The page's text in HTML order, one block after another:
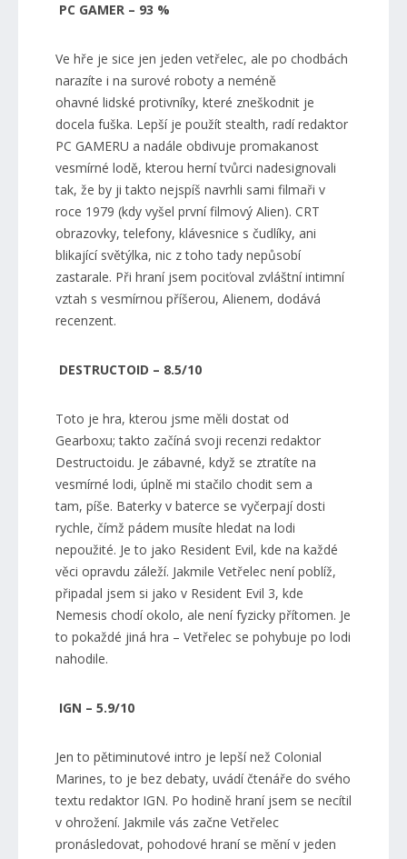
PC GAMER – 93 %
Ve hře je sice jen jeden vetřelec, ale po chodbách
narazíte i na surové roboty a neméně
ohavné lidské protivníky, které zneškodnit je
docela fuška. Lepší je použít stealth, radí redaktor
PC GAMERU a nadále obdivuje promakanost
vesmírné lodě, kterou herní tvůrci nadesignovali
tak, že by ji takto nejspíš navrhli sami filmaři v
roce 1979 (kdy vyšel první filmový Alien). CRT
obrazovky, telefony, klávesnice s čudlíky, ani
blikající světýlka, nic z toho tady nepůsobí
zastarale. Při hraní jsem pociťoval zvláštní intimní
vztah s vesmírnou příšerou, Alienem, dodává
recenzent.
DESTRUCTOID – 8.5/10
Toto je hra, kterou jsme měli dostat od
Gearboxu; takto začíná svoji recenzi redaktor
Destructoidu. Je zábavné, když se ztratíte na
vesmírné lodi, úplně mi stačilo chodit sem a
tam, píše. Baterky v baterce se vyčerpají dosti
rychle, čímž pádem musíte hledat na lodi
nepoužité. Je to jako Resident Evil, kde na každé
věci opravdu záleží. Jakmile Vetřelec není poblíž,
připadal jsem si jako v Resident Evil 3, kde
Nemesis chodí okolo, ale není fyzicky přítomen. Je
to pokaždé jiná hra – Vetřelec se pohybuje po lodi
nahodile.
IGN – 5.9/10
Jen to pětiminutové intro je lepší než Colonial
Marines, to je bez debaty, uvádí čtenáře do svého
textu redaktor IGN. Po hodině hraní jsem se necítil
v ohrožení. Jakmile vás začne Vetřelec
pronásledovat, pohodové hraní se mění v jeden